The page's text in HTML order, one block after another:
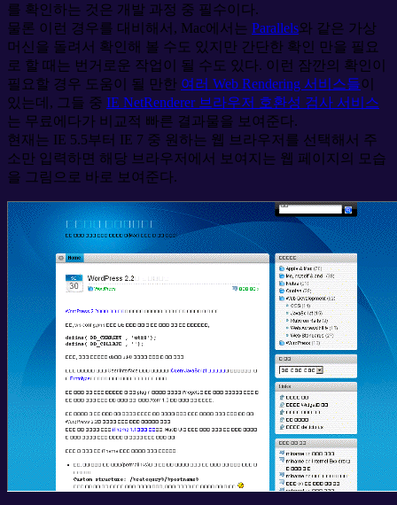
를 확인하는 것은 개발 과정 중 필수이다.
물론 이런 경우를 대비해서, Mac에서는 Parallels와 같은 가상
머신을 돌려서 확인해 볼 수도 있지만 간단한 확인 만을 필요
로 할 때는 번거로운 작업이 될 수도 있다. 이런 잠깐의 확인이
필요할 경우 도움이 될 만한 여러 Web Rendering 서비스들이
있는데, 그들 중 IE NetRenderer 브라우저 호환성 검사 서비스
는 무료에다가 비교적 빠른 결과물을 보여준다.
현재는 IE 5.5부터 IE 7 중 원하는 웹 브라우저를 선택해서 주
소만 입력하면 해당 브라우저에서 보여지는 웹 페이지의 모습
을 그림으로 바로 보여준다.